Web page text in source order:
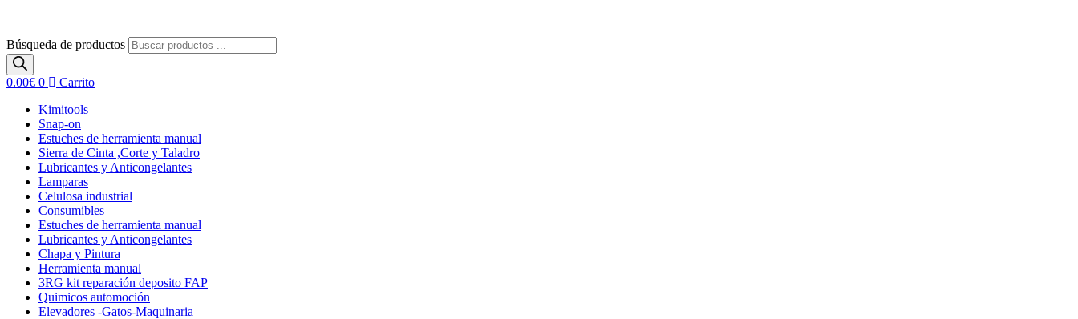
Búsqueda de productos
0.00€ 0
Carrito
Kimitools
Snap-on
Estuches de herramienta manual
Sierra de Cinta ,Corte y Taladro
Lubricantes y Anticongelantes
Lamparas
Celulosa industrial
Consumibles
Estuches de herramienta manual
Lubricantes y Anticongelantes
Chapa y Pintura
Herramienta manual
3RG kit reparación deposito FAP
Quimicos automoción
Elevadores -Gatos-Maquinaria